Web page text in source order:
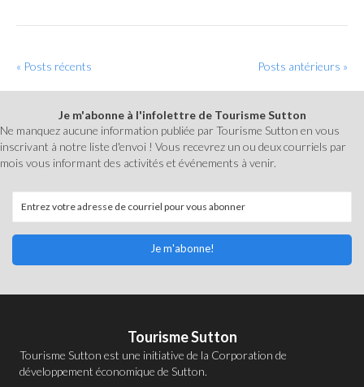
« Posts récents Posts antérieurs »
Je m'abonne à l'infolettre de Tourisme Sutton
Ne manquez aucune information publiée par Tourisme Sutton en vous
inscrivant à notre liste d'envoi ! Vous recevrez un ou deux courriels par
mois vous informant des activités et événements à venir.
Je m'abonne!
Tourisme Sutton
Tourisme Sutton est une initiative de la Corporation de
développement économique de Sutton.